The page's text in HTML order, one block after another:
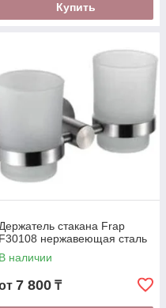
Купить
Держатель стакана Frap
F30108 нержавеющая сталь
В наличии
7 800 ₸